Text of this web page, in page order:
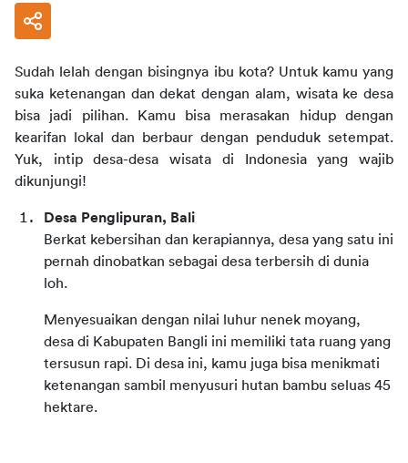
Sudah lelah dengan bisingnya ibu kota? Untuk kamu yang
suka ketenangan dan dekat dengan alam, wisata ke desa
bisa jadi pilihan. Kamu bisa merasakan hidup dengan
kearifan lokal dan berbaur dengan penduduk setempat.
Yuk, intip desa-desa wisata di Indonesia yang wajib
dikunjungi!
Desa Penglipuran, Bali
Berkat kebersihan dan kerapiannya, desa yang satu ini
pernah dinobatkan sebagai desa terbersih di dunia
loh.
Menyesuaikan dengan nilai luhur nenek moyang,
desa di Kabupaten Bangli ini memiliki tata ruang yang
tersusun rapi. Di desa ini, kamu juga bisa menikmati
ketenangan sambil menyusuri hutan bambu seluas 45
hektare.